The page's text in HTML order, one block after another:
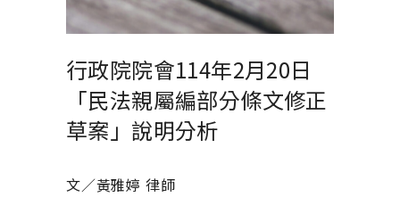
行政院院會114年2月20日
「民法親屬編部分條文修正
草案」說明分析
文／黃雅婷 律師